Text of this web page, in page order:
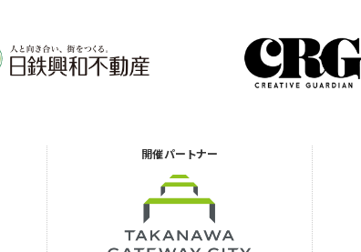
開催パートナー